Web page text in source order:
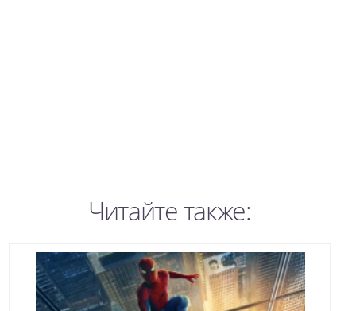
Читайте также: